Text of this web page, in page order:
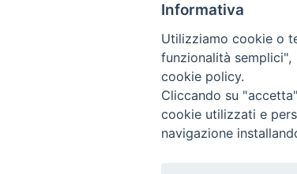
Primo PianoInformativa
Utilizziamo cookie o
funzionalità
cookie policy.
Cliccando su
cookie utilizzati e
navigazione